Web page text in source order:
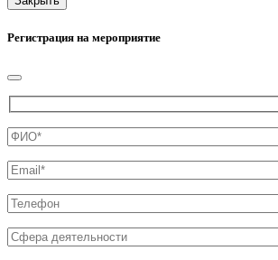
Регистрация на мероприятие